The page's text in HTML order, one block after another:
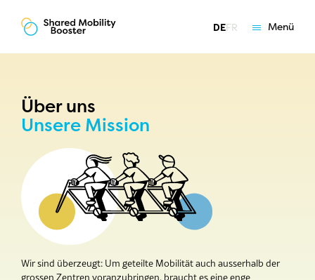
DEFR Menü
Coaching
Über uns
Team & Mission
Referenzen
Partnerkanton werden
Über uns
Unsere Mission
Wir sind überzeugt: Um geteilte Mobilität auch ausserhalb der
grossen Zentren voranzubringen, braucht es eine enge